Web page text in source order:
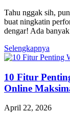
Tahu nggak sih,
buat ningkatin
dengar! Ada
Selengkapnya
10 Fitur
Online
April 22, 2026